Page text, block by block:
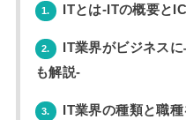
1. ITとは-ITの概要と
2.
IT業界がビジネス
も解説-
3. IT業界の種類と職